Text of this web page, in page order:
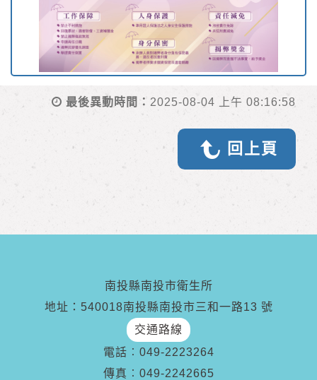
最後異動時間： 2025-08-04 上午 08:16:58
回上頁
南投縣南投市衛生所
地址：540018南投縣南投市三和一路13 號
交通路線
電話︰ 049-2223264
傳真︰ 049-2242665